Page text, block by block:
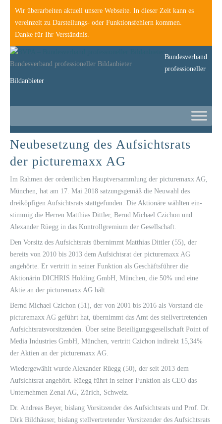
Wir überarbeiten aktuell unsere Webseite. In dieser Zeit kann es
vereinzelt zu Darstellungs- oder Funktionsfehlern kommen.
Danke für Ihr Verständnis.
Bundesverband professioneller Bildanbieter
Bundesverband
professioneller
Bildanbieter
Neubesetzung des Aufsichtsrats
der picturemaxx AG
Im Rahmen der ordentlichen Hauptversammlung der picturemaxx AG,
München, hat am 17. Mai 2018 satzungsgemäß die Neuwahl des
dreiköpfigen Aufsichtsrats stattgefunden. Die Aktionäre wählten ein­
stimmig die Herren Matthias Dittler, Bernd Michael Czichon und
Alexander Rüegg in das Kontrollgremium der Gesellschaft.
Den Vorsitz des Aufsichtsrats übernimmt Matthias Dittler (55), der
bereits von 2010 bis 2013 dem Aufsichtsrat der picturemaxx AG
angehörte. Er vertritt in seiner Funktion als Geschäftsführer die
Aktionärin DICHRIS Holding GmbH, München, die 50% und eine
Aktie an der picturemaxx AG hält.
Bernd Michael Czichon (51), der von 2001 bis 2016 als Vorstand die
picturemaxx AG geführt hat, übernimmt das Amt des stellver­tretenden
Aufsichtsratsvorsitzenden. Über seine Beteiligungs­gesellschaft Point of
Media Industries GmbH, München, vertritt Czichon indirekt 15,34%
der Aktien an der picturemaxx AG.
Wiedergewählt wurde Alexander Rüegg (50), der seit 2013 dem
Aufsichtsrat angehört. Rüegg führt in seiner Funktion als CEO das
Unternehmen Zenai AG, Zürich, Schweiz.
Dr. Andreas Beyer, bislang Vorsitzender des Aufsichtsrats und Prof. Dr.
Dirk Bildhäuser, bislang stellvertretender Vorsitzender des Aufsichtsrats